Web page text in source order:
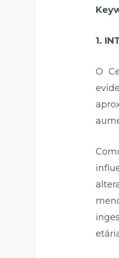
1.
O